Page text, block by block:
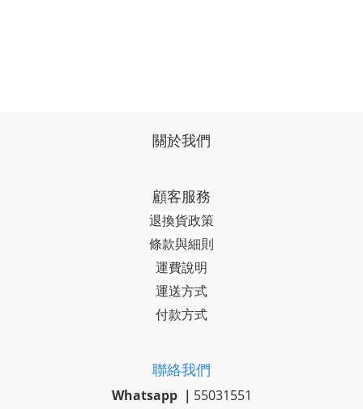
關於我們
顧客服務
退換貨政策
條款與細則
運費說明
運送方式
付款方式
聯絡我們
Whatsapp ｜ 55031551